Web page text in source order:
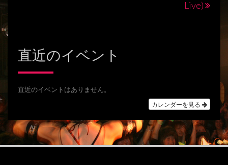
ー
シ
ョ
Live)
直近のイベント
直近のイベントはありません。
カレンダーを見る